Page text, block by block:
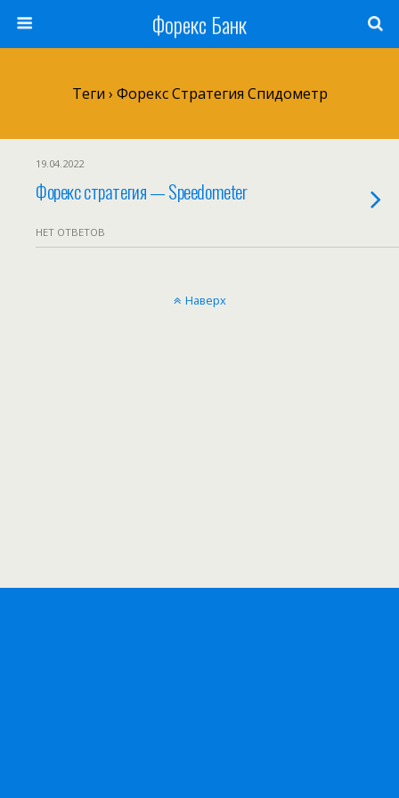
Форекс Банк
Теги › Форекс Стратегия Спидометр
19.04.2022
Форекс стратегия — Speedometer
НЕТ ОТВЕТОВ
Наверх